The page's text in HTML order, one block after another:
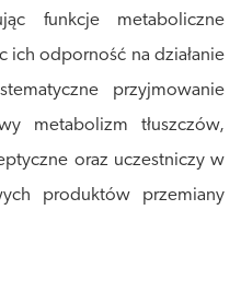
funkcje metaboliczne
ich odporność na działanie
przyjmowanie
metabolizm tłuszczów,
oraz uczestniczy w
produktów przemiany